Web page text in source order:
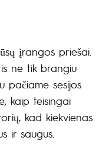
įrangos priešai.
ne tik brangiu
pačiame sesijos
kaip teisingai
kad kiekvienas
ir saugus.